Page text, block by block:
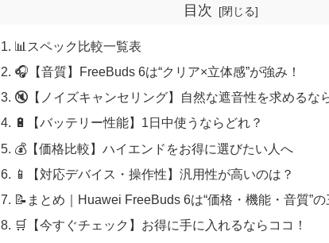
目次
📊スペック比較一覧表
🎧【音質】FreeBuds 6は“クリア×立体感”が強み！
🔇【ノイズキャンセリング】自然な遮音性を求めるな
🔋【バッテリー性能】1日中使うならどれ？
💰【価格比較】ハイエンドをお得に選びたい人へ
📱【対応デバイス・操作性】汎用性が高いのは？
📝まとめ｜Huawei FreeBuds 6は“価格・機能・音質”
🛒【今すぐチェック】お得に手に入れるならココ！